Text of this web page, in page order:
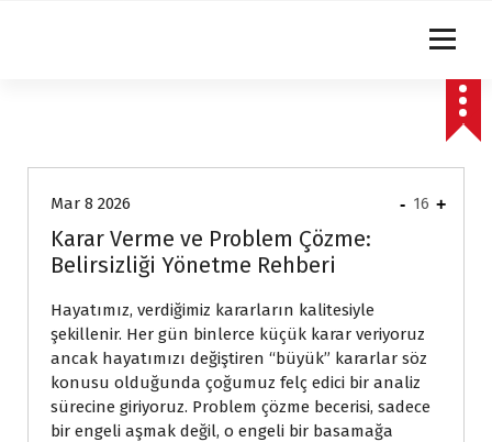
Mar 8 2026
Karar Verme ve Problem Çözme:
Belirsizliği Yönetme Rehberi
Hayatımız, verdiğimiz kararların kalitesiyle
şekillenir. Her gün binlerce küçük karar veriyoruz
ancak hayatımızı değiştiren “büyük” kararlar söz
konusu olduğunda çoğumuz felç edici bir analiz
sürecine giriyoruz. Problem çözme becerisi, sadece
bir engeli aşmak değil, o engeli bir basamağa
- 16 +